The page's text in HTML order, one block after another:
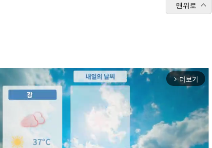
맨위로
arrow_forward_ios 더보기